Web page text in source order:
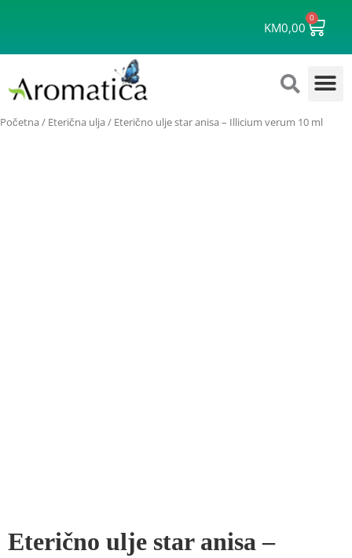
KM0,00
0
Cart
Početna / Eterična ulja / Eterično ulje star anisa – Illicium verum 10 ml
Eterično ulje star anisa –